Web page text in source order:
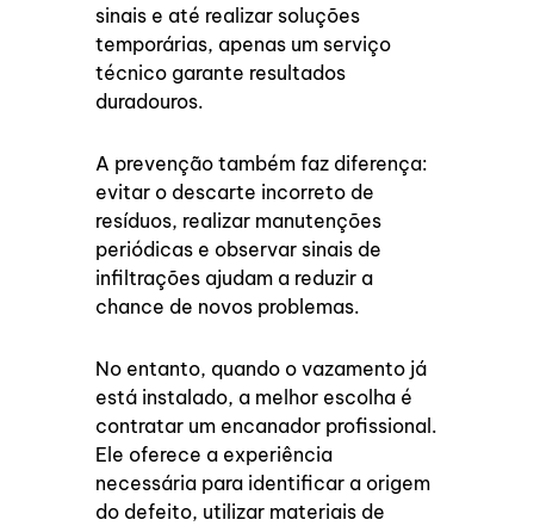
sinais e até realizar soluções
temporárias, apenas um serviço
técnico garante resultados
duradouros.
A prevenção também faz diferença:
evitar o descarte incorreto de
resíduos, realizar manutenções
periódicas e observar sinais de
infiltrações ajudam a reduzir a
chance de novos problemas.
No entanto, quando o vazamento já
está instalado, a melhor escolha é
contratar um encanador profissional.
Ele oferece a experiência
necessária para identificar a origem
do defeito, utilizar materiais de